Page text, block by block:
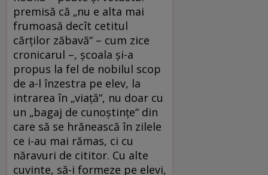
premisă că „nu e alta mai
frumoasă decît cetitul
cărţilor zăbavă“ – cum zice
cronicarul –, şcoala şi-a
propus la fel de nobilul scop
de a-l înzestra pe elev, la
intrarea în „viaţă“, nu doar cu
un „bagaj de cunoştinţe“ din
care să se hrănească în zilele
ce i-au mai rămas, ci cu
năravuri de cititor. Cu alte
cuvinte, să-i formeze pe elevi,